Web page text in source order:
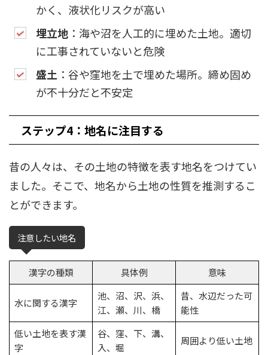
かく、液状化リスクが高い
埋立地 ：海や沼を人工的に埋めた土地。適切
に工事されていないと危険
盛土 ：谷や窪地を土で埋めた場所。締め固め
が不十分だと不安定
ステップ4：地名に注目する
昔の人々は、その土地の特徴を表す地名をつけてい
ました。そこで、地名から土地の性質を推測するこ
とができます。
注意したい地名
漢字の種類 具体例 意味
水に関する漢字
池、沼、沢、浜、
江、瀬、川、橋
昔、水辺だった可
能性
低い土地を表す漢
字
谷、窪、下、溝、
入、堀
周囲より低い土地